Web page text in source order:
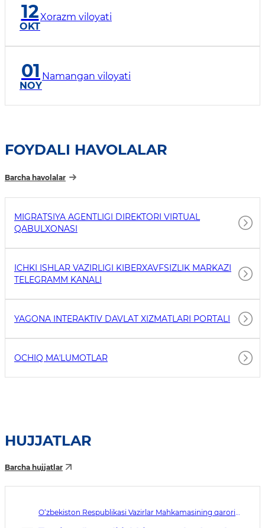
12
OKT
Xorazm viloyati
01
NOY
Namangan viloyati
FOYDALI HAVOLALAR
Barcha havolalar
MIGRATSIYA AGENTLIGI DIREKTORI VIRTUAL
QABULXONASI
ICHKI ISHLAR VAZIRLIGI KIBERXAVFSIZLIK MARKAZI
TELEGRAMM KANALI
YAGONA INTERAKTIV DAVLAT XIZMATLARI PORTALI
OCHIQ MAʼLUMOTLAR
HUJJATLAR
Barcha hujjatlar
O‘zbekiston Respublikasi Vazirlar Mahkamasining qarori